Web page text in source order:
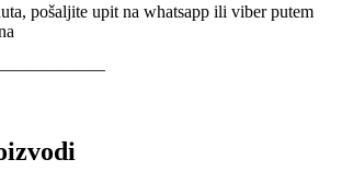
pošaljite upit na whatsapp ili viber putem